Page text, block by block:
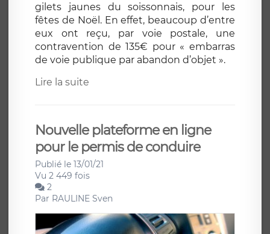
gilets jaunes du soissonnais, pour les
fêtes de Noël. En effet, beaucoup d’entre
eux ont reçu, par voie postale, une
contravention de 135€ pour « embarras
de voie publique par abandon d’objet ».
Lire la suite
Nouvelle plateforme en ligne
pour le permis de conduire
Publié le 13/01/21
Vu 2 449 fois
2
Par RAULINE Sven